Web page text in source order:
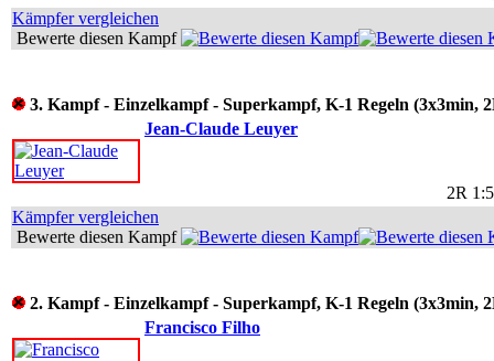
Kämpfer vergleichen
Bewerte diesen Kampf
3. Kampf - Einzelkampf - Superkampf, K-1 Regeln (3x3min,
Jean-Claude Leuyer
2R
Kämpfer vergleichen
Bewerte diesen Kampf
2. Kampf - Einzelkampf - Superkampf, K-1 Regeln (3x3min,
Francisco Filho